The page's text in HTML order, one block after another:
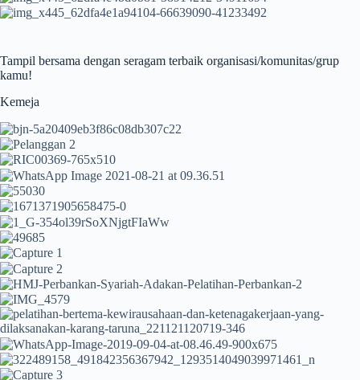
Tampil bersama dengan seragam terbaik organisasi/komunitas/grup
kamu!
Kemeja